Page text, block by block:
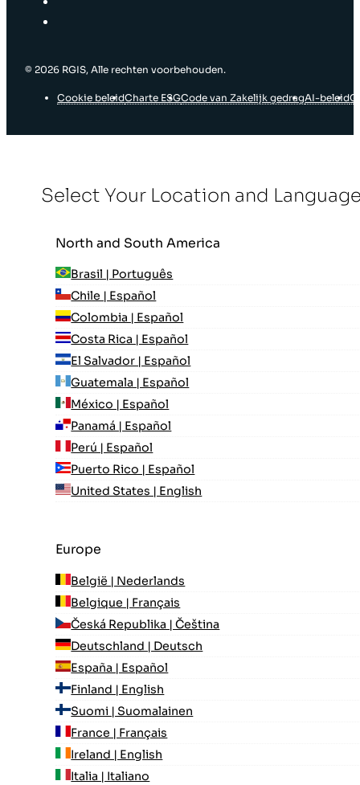
© ‎2026 RGIS, Alle rechten voorbehouden.
Cookie beleidCharte ESGCode van Zakelijk gedragAI-beleid
Select Your Location and
North and South America
Brasil | Português
Chile | Español
Colombia | Español
Costa Rica | Español
El Salvador | Español
Guatemala | Español
México | Español
Panamá | Español
Perú | Español
Puerto Rico | Español
United States | English
Europe
België | Nederlands
Belgique | Français
Česká Republika | Čeština
Deutschland | Deutsch
España | Español
Finland | English
Suomi | Suomalainen
France | Français
Ireland | English
Italia | Italiano